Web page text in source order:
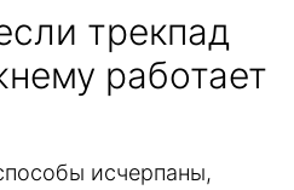
трекпад
работает
исчерпаны,